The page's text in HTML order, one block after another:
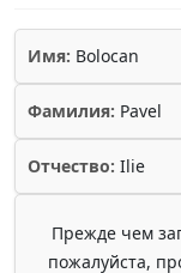
Имя: Bolocan
Фамилия: Pavel
Отчество: Ilie
Прежде чем
пожалуйста,